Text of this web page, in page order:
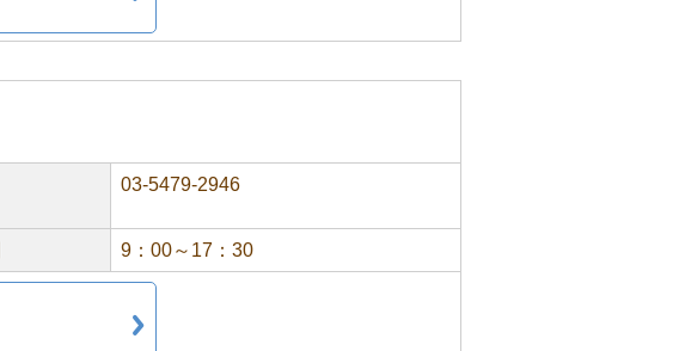
03-5479-2946
9：00～17：30